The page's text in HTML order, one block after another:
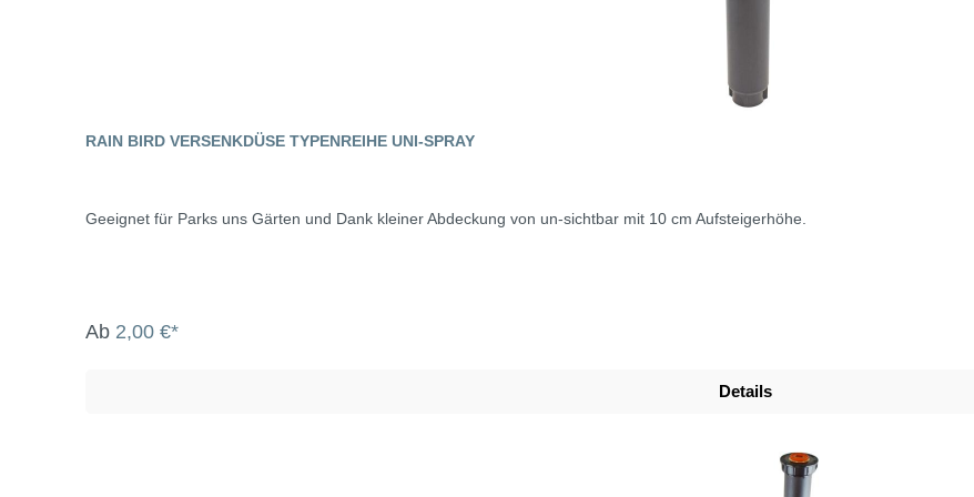
RAIN BIRD VERSENKDÜSE TYPENREIHE UNI-SPRAY
Geeignet für Parks uns Gärten und Dank kleiner Abdeckung von un-sichtbar mit 10 cm Aufsteigerhöhe.
Ab 2,00 €*
Details